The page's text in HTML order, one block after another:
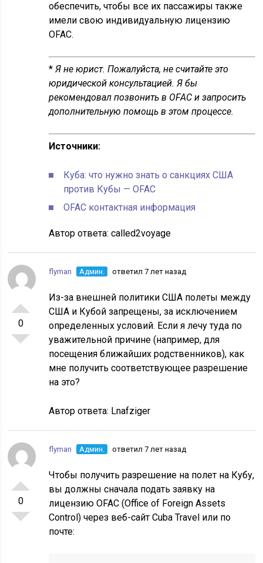
обеспечить, чтобы все их пассажиры также
имели свою индивидуальную лицензию
OFAC.
*Я не юрист. Пожалуйста, не считайте это
юридической консультацией. Я бы
рекомендовал позвонить в OFAC и запросить
дополнительную помощь в этом процессе.
Источники:
Куба: что нужно знать о санкциях США
против Кубы — OFAC
OFAC контактная информация
Автор ответа:called2voyage
0
flyman Админ. ответил 7 лет назад
Из-за внешней политики США полеты между
США и Кубой запрещены, за исключением
определенных условий. Если я лечу туда по
уважительной причине (например, для
посещения ближайших родственников), как
мне получить соответствующее разрешение
на это?
Автор ответа: Lnafziger
0
flyman Админ. ответил 7 лет назад
Чтобы получить разрешение на полет на Кубу,
вы должны сначала подать заявку на
лицензию OFAC (Office of Foreign Assets
Control) через веб-сайт Cuba Travel или по
почте: